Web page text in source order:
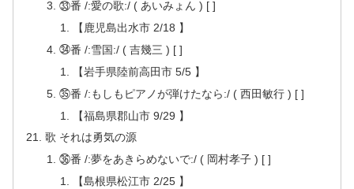
㉝番 /:愛の歌:/ ( あいみょん ) [ ]
【鹿児島出水市 2/18 】
㉞番 /:雪国:/ ( 吉幾三 ) [ ]
【岩手県陸前高田市 5/5 】
㉟番 /:もしもピアノが弾けたなら:/ ( 西田敏行 ) [ ]
【福島県郡山市 9/29 】
歌 それは勇気の源
㊱番 /:夢をあきらめないで:/ ( 岡村孝子 ) [ ]
【島根県松江市 2/25 】